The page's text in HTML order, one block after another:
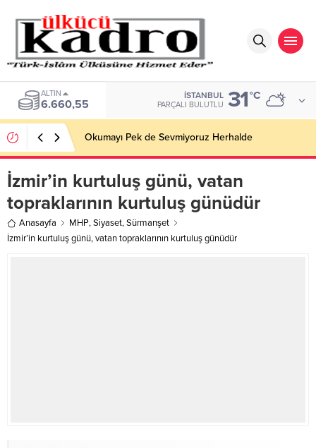
BIST
13.779,39
İSTANBUL
PARÇALI BULUTLU 31°C
Okumayı Pek de Sevmiyoruz Herhalde
İzmir’in kurtuluş günü, vatan
topraklarının kurtuluş günüdür
Anasayfa MHP,Siyaset,Sürmanşet
İzmir’in kurtuluş günü, vatan topraklarının kurtuluş günüdür